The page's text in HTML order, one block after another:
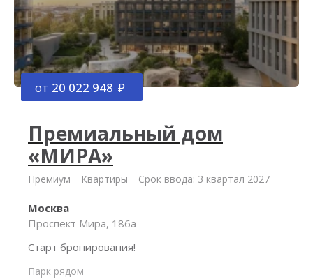
от 20 022 948
Премиальный дом
«МИРА»
Премиум Квартиры Срок ввода: 3 квартал 2027
Москва
Проспект Мира, 186а
Старт бронирования!
Парк рядом